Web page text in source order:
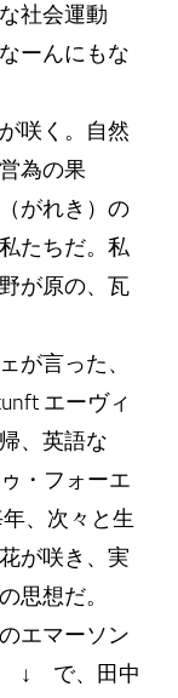
社会運動
ーんにもな
咲く。自然
為の果
がれき）の
たちだ。私
が原の、瓦
が言った、
エーヴィ
、英語な
・フォーエ
、次々と生
が咲き、実
思想だ。
エマーソン
↓ で、田中